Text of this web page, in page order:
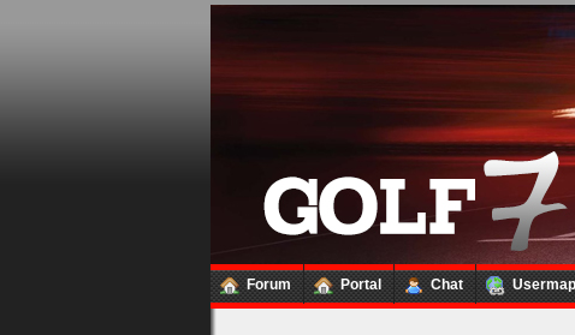
Forum Portal Chat Usermap
Loginbox
Trage
bitte
in
die
nachfolgenden
Felder
Deinen
Benutzernamen
und
Kennwort
ein,
um